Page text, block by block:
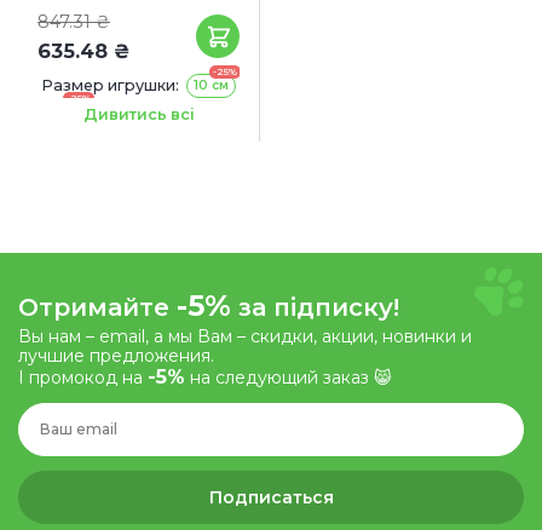
847.31 ₴
635.48 ₴
Размер игрушки:
-25%
10 см
-25%
Дивитись всі
Отримайте -5% за підписку!
Вы нам – email, а мы Вам – скидки, акции, новинки и
лучшие предложения.
І промокод на -5% на следующий заказ 😸
Подписаться